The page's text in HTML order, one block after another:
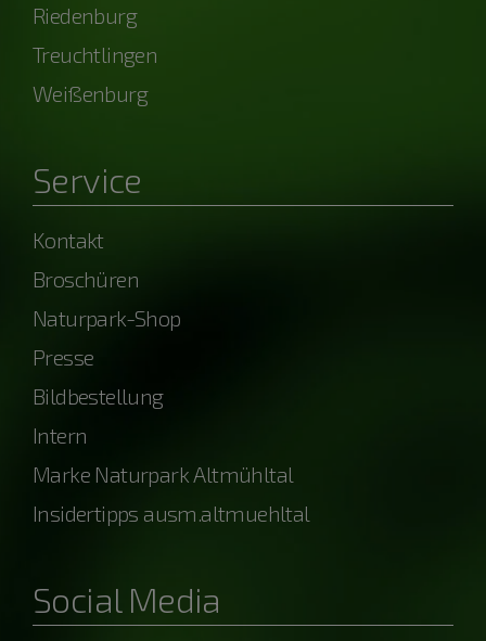
Riedenburg
Treuchtlingen
Weißenburg
Service
Kontakt
Broschüren
Naturpark-Shop
Presse
Bildbestellung
Intern
Marke Naturpark Altmühltal
Insidertipps ausm.altmuehltal
Social Media